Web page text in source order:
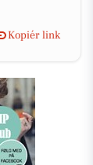
Kopiér link